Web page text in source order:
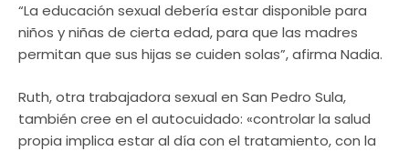
“La educación sexual debería estar disponible para
niños y niñas de cierta edad, para que las madres
permitan que sus hijas se cuiden solas”, afirma Nadia.
Ruth, otra trabajadora sexual en San Pedro Sula,
también cree en el autocuidado: «controlar la salud
propia implica estar al día con el tratamiento, con la